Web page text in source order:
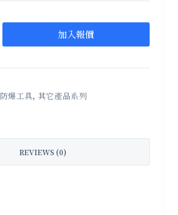
加入報價
防爆工具, 其它產品系列
REVIEWS (0)